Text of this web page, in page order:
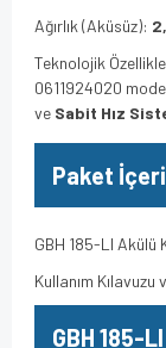
Ağırlık (Aküsüz):
Teknolojik
0611924020
ve Sabit Hız
Paket
GBH 185-LI Akülü
Kullanım
GBH 185-